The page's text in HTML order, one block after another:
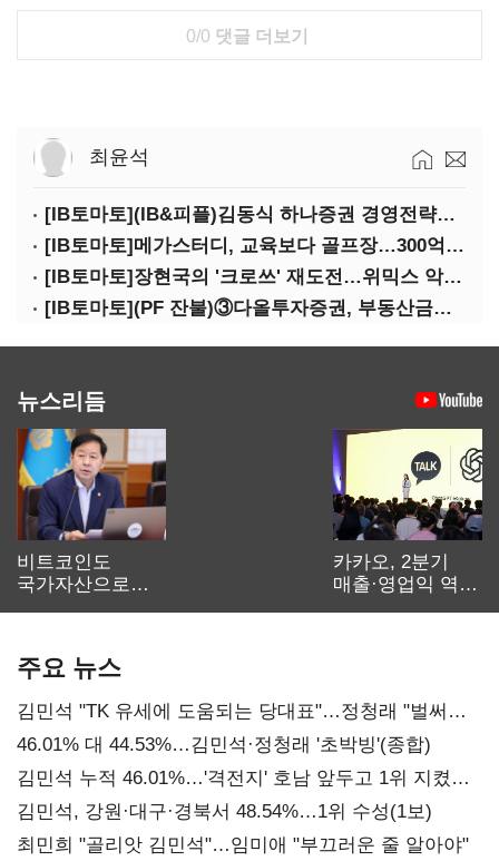
0/0 댓글 더보기
최윤석
[IB토마토](IB&피플)김동식 하나증권 경영전략본부장
[IB토마토]메가스터디, 교육보다 골프장…300억 대여 뒤 보증 리스크
[IB토마토]장현국의 '크로쓰' 재도전…위믹스 악몽 지울 수 있나
[IB토마토](PF 잔불)③다올투자증권, 부동산금융 줄였지만 정상화는 진행형
뉴스리듬
비트코인도
국가자산으로…'
카카오, 2분기
매출·영업익 역대
주요 뉴스
김민석 "TK 유세에 도움되는 당대표"…정청래 "벌써
대표된 양 당직 배분"
46.01% 대 44.53%…김민석·정청래 '초박빙'(종합)
김민석 누적 46.01%…'격전지' 호남 앞두고 1위 지켰다
(2보)
김민석, 강원·대구·경북서 48.54%…1위 수성(1보)
최민희 "골리앗 김민석"…임미애 "부끄러운 줄 알아야"